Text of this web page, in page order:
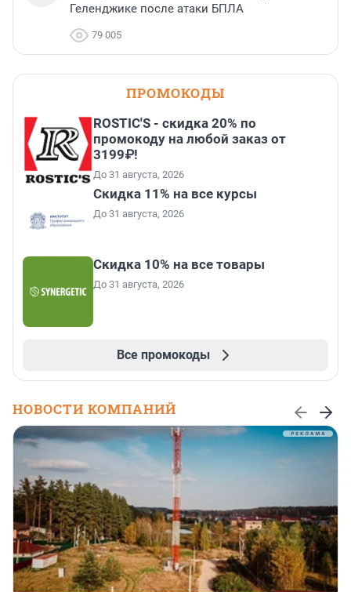
Геленджике после атаки БПЛА
79 005
ПРОМОКОДЫ
ROSTIC'S - скидка 20% по
промокоду на любой заказ от
3199₽!
До 31 августа, 2026
Скидка 11% на все курсы
До 31 августа, 2026
Скидка 10% на все товары
До 31 августа, 2026
Все промокоды
НОВОСТИ КОМПАНИЙ